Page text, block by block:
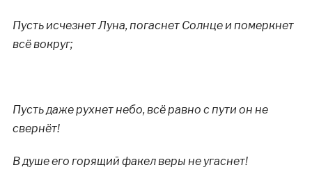
Пусть исчезнет Луна, погаснет Солнце и померкнет
всё вокруг;
Пусть даже рухнет небо, всё равно с пути он не
свернёт!
В душе его горящий факел веры не угаснет!